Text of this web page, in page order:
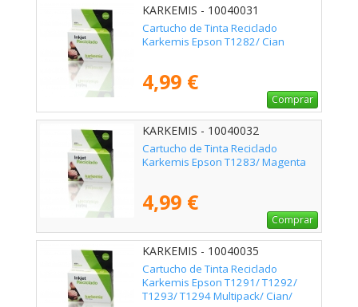
KARKEMIS - 10040031
Cartucho de Tinta Reciclado
Karkemis Epson T1282/ Cian
4,99 €
Comprar
KARKEMIS - 10040032
Cartucho de Tinta Reciclado
Karkemis Epson T1283/ Magenta
4,99 €
Comprar
KARKEMIS - 10040035
Cartucho de Tinta Reciclado
Karkemis Epson T1291/ T1292/
T1293/ T1294 Multipack/ Cian/